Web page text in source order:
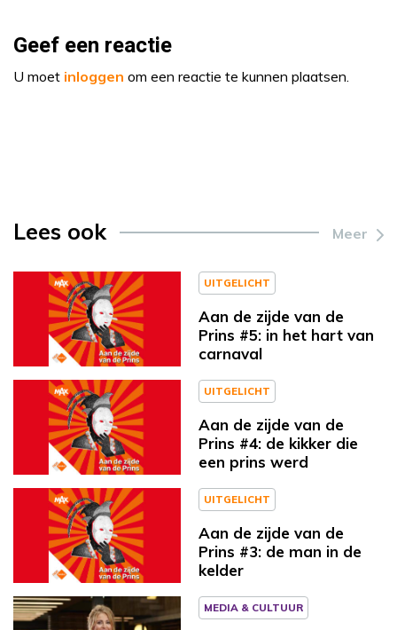
Geef een reactie
U moet inloggen om een reactie te kunnen plaatsen.
Lees ook Meer
UITGELICHT
Aan de zijde van de
Prins #5: in het hart van
carnaval
UITGELICHT
Aan de zijde van de
Prins #4: de kikker die
een prins werd
UITGELICHT
Aan de zijde van de
Prins #3: de man in de
kelder
MEDIA & CULTUUR